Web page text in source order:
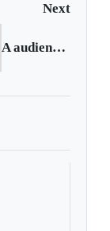
Next
A audiencia exalcalde de Sogamoso por presuntas irrregularidades